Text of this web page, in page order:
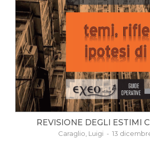
REVISIONE DEGLI ESTIMI
Caraglio, Luigi - 13